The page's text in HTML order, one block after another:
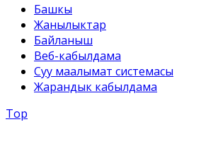
Башкы
Жанылыктар
Байланыш
Веб-кабылдама
Суу маалымат системасы
Жарандык кабылдама
Top